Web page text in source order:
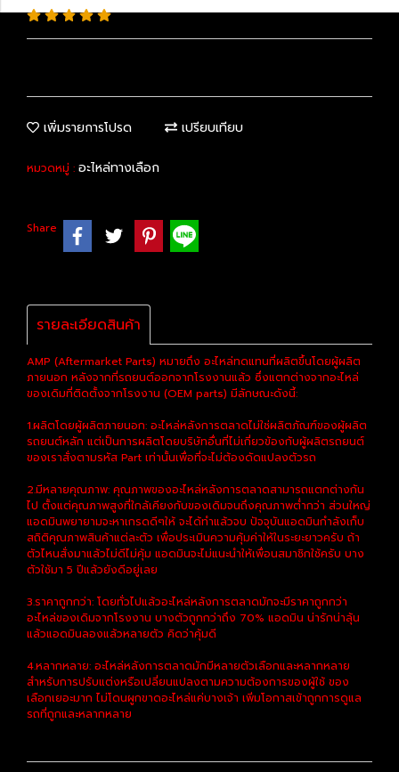
เพิ่มรายการโปรด เปรียบเทียบ
หมวดหมู่ : อะไหล่ทางเลือก
Share
รายละเอียดสินค้า
AMP (Aftermarket Parts) หมายถึง อะไหล่ทดแทนที่ผลิตขึ้นโดยผู้ผลิต
ภายนอก หลังจากที่รถยนต์ออกจากโรงงานแล้ว ซึ่งแตกต่างจากอะไหล่
ของเดิมที่ติดตั้งจากโรงงาน (OEM parts) มีลักษณะดังนี้:
1.ผลิตโดยผู้ผลิตภายนอก: อะไหล่หลังการตลาดไม่ใช่ผลิตภัณฑ์ของผู้ผลิต
รถยนต์หลัก แต่เป็นการผลิตโดยบริษัทอื่นที่ไม่เกี่ยวข้องกับผู้ผลิตรถยนต์
ของเราสั่งตามรหัส Part เท่านั้นเพื่อที่จะไม่ต้องดัดแปลงตัวรถ
2.มีหลายคุณภาพ: คุณภาพของอะไหล่หลังการตลาดสามารถแตกต่างกัน
ไป ตั้งแต่คุณภาพสูงที่ใกล้เคียงกับของเดิมจนถึงคุณภาพต่ำกว่า ส่วนใหญ่
แอดมินพยายามจะหาเกรดดีๆให้ จะได้ทำแล้วจบ ปัจจุบันแอดมินกำลังเก็บ
สถิติคุณภาพสินค้าแต่ละตัว เพื่อประเมินความคุ้มค่าให้ในระยะยาวครับ ถ้า
ตัวไหนสั่งมาแล้วไม่ดีไม่คุ้ม แอดมินจะไม่แนะนำให้เพื่อนสมาชิกใช้ครับ บาง
ตัวใช้มา 5 ปีแล้วยังดีอยู่เลย
3.ราคาถูกกว่า: โดยทั่วไปแล้วอะไหล่หลังการตลาดมักจะมีราคาถูกกว่า
อะไหล่ของเดิมจากโรงงาน บางตัวถูกกว่าถึง 70% แอดมิน น่ารักน่าลุ้น
แล้วแอดมินลองแล้วหลายตัว คิดว่าคุ้มดี
4.หลากหลาย: อะไหล่หลังการตลาดมักมีหลายตัวเลือกและหลากหลาย
สำหรับการปรับแต่งหรือเปลี่ยนแปลงตามความต้องการของผู้ใช้ ของ
เลือกเยอะมาก ไม่โดนผูกขาดอะไหล่แค่บางเจ้า เพิ่มโอกาสเข้าถูกการดูแล
รถที่ถูกและหลากหลาย